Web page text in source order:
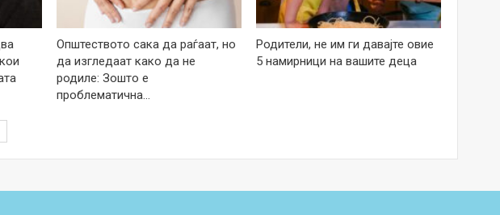
Општеството сака да раѓаат, но
да изгледаат како да не
родиле: Зошто е
проблематична…
Родители, не им ги давајте овие
5 намирници на вашите деца